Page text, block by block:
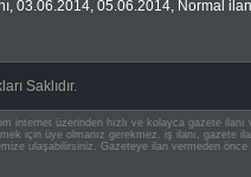
, 03.06.2014, 05.06.2014, Normal ilan
Saklıdır.
internet üzerinden hızlı ve kolayca gazete
için üye olmanız gerekmez. iş ilanı, gazete
ulaşabilirsiniz. Gazeteye ilan vermeden